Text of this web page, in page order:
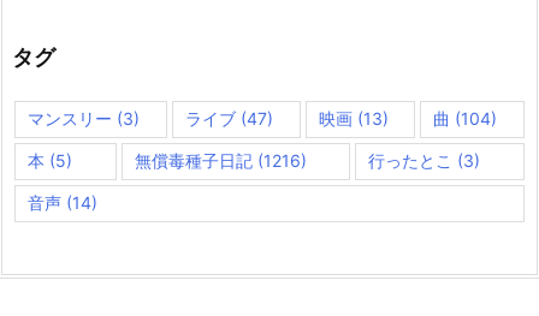
タグ
マンスリー (3) ライブ(47) 映画(13) 曲 (104)
本 (5) 無償毒種子日記(1216) 行ったとこ (3)
音声 (14)